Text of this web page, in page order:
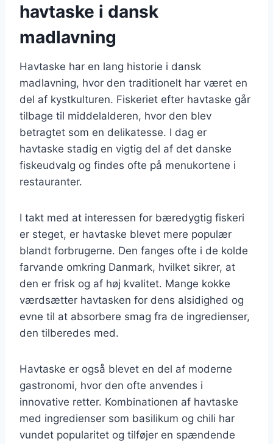
havtaske i dansk
madlavning
Havtaske har en lang historie i dansk
madlavning, hvor den traditionelt har været en
del af kystkulturen. Fiskeriet efter havtaske går
tilbage til middelalderen, hvor den blev
betragtet som en delikatesse. I dag er
havtaske stadig en vigtig del af det danske
fiskeudvalg og findes ofte på menukortene i
restauranter.
I takt med at interessen for bæredygtig fiskeri
er steget, er havtaske blevet mere populær
blandt forbrugerne. Den fanges ofte i de kolde
farvande omkring Danmark, hvilket sikrer, at
den er frisk og af høj kvalitet. Mange kokke
værdsætter havtasken for dens alsidighed og
evne til at absorbere smag fra de ingredienser,
den tilberedes med.
Havtaske er også blevet en del af moderne
gastronomi, hvor den ofte anvendes i
innovative retter. Kombinationen af havtaske
med ingredienser som basilikum og chili har
vundet popularitet og tilføjer en spændende